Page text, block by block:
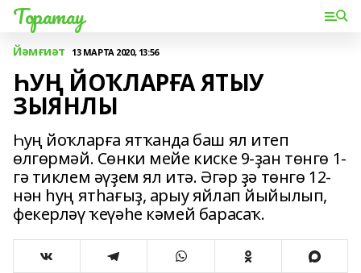
Торатау
Йәмғиәт 13 МАРТА 2020, 13:56
ҺУҢ ЙОҠЛАРҒА ЯТЫУ
ЗЫЯНЛЫ
Һуң йоҡларға ятҡанда баш ял итеп
өлгөрмәй. Сөнки мейе киске 9-ҙан төнгө 1-
гә тиклем әүҙем ял итә. Әгәр ҙә төнгө 12-
нән һуң ятһағыҙ, арыу яйлап йыйылып,
фекерләү ҡеүәһе кәмей барасаҡ.